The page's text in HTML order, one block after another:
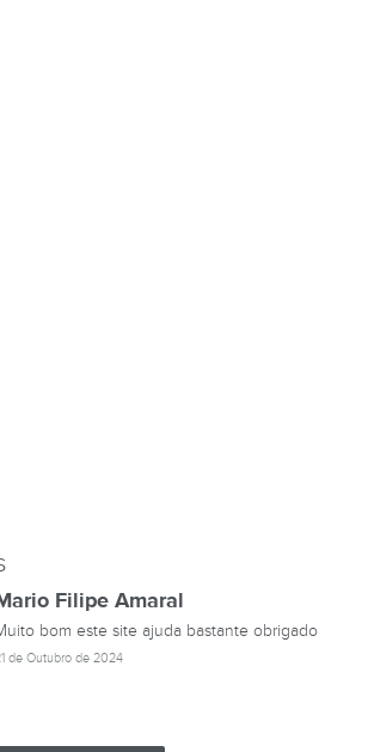
Filipe Amaral
bom este site ajuda bastante obrigado
de Outubro de 2024